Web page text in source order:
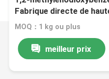
Fabrique directe de
MOQ：1 kg ou plus
meilleur prix